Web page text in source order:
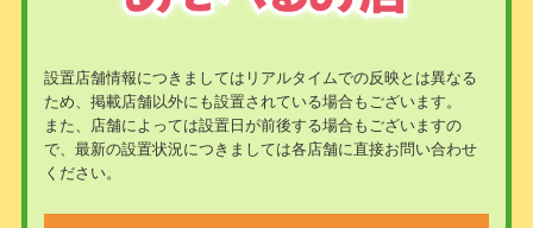
設置店舗情報につきましてはリアルタイムでの反映とは異なる
ため、掲載店舗以外にも設置されている場合もございます。
また、店舗によっては設置日が前後する場合もございますの
で、最新の設置状況につきましては各店舗に直接お問い合わせ
ください。